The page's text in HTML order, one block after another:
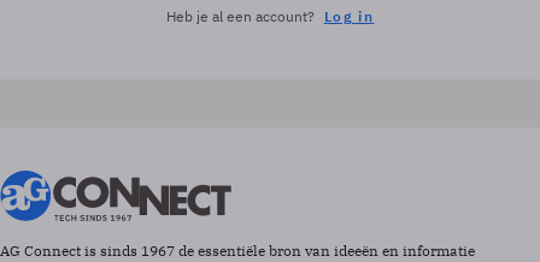
Heb je al een account? Log in
AG Connect is sinds 1967 de essentiële bron van ideeën en informatie